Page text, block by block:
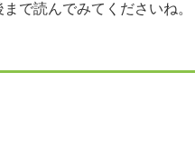
で読んでみてくださいね。